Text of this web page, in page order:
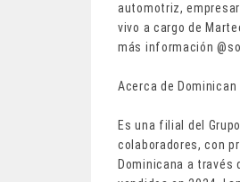
automotriz,
vivo a cargo de
más información
Acerca de Dominican
Es una filial del
colaboradores, con
Dominicana a través